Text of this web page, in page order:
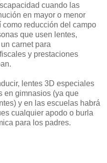
cuando las
en mayor o menor
reducción del campo
que usen lentes,
carnet para
y prestaciones
lentes 3D especiales
en gimnasios (ya que
y en las escuelas habrá
cualquier apodo o burla
para los padres.